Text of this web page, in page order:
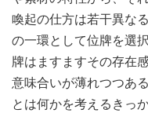
喚起の仕方は若干異な
の一環として位牌を選
牌はますますその存在
意味合いが薄れつつあ
とは何かを考えるきっ